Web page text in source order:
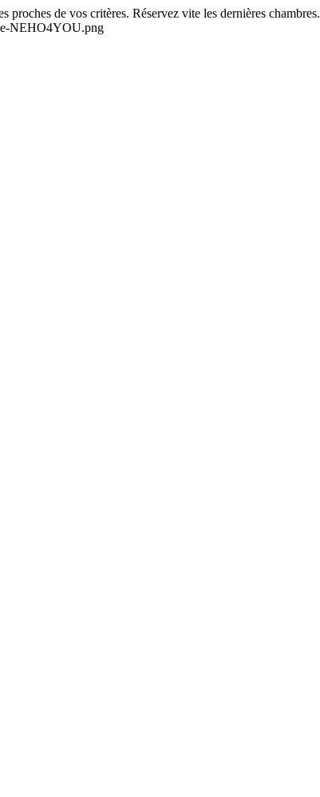
de vos critères. Réservez vite les dernières chambres.
NEHO4YOU.png